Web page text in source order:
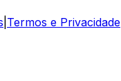
Termos e Privacidade